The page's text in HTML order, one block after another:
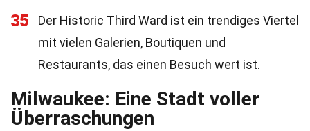
35
Der Historic Third Ward ist ein trendiges Viertel
mit vielen Galerien, Boutiquen und
Restaurants, das einen Besuch wert ist.
Milwaukee: Eine Stadt voller
Überraschungen